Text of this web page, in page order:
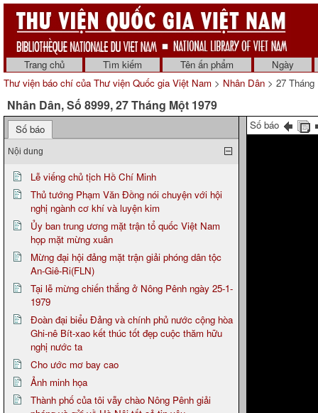
Trang chủ Tìm kiếm Tên ấn phẩm
Ngày
Thư viện báo chí của Thư viện Quốc gia Việt Nam > Nhân Dân > 27 Tháng
Nhân Dân, Số 8999, 27 Tháng Một 1979
Số báo
Nội dung
Lễ viếng chủ tịch Hồ Chí Minh
Thủ tướng Phạm Văn Đồng nói chuyện với hội
nghị ngành cơ khí và luyện kim
Ủy ban trung ương mặt trận tổ quốc Việt Nam
họp mặt mừng xuân
Mừng đại hội đảng mặt trận giải phóng dân tộc
An-Giê-Ri(FLN)
Tại lễ mừng chiến thắng ở Nông Pênh ngày 25-1-
1979
Đoàn đại biểu Đảng và chính phủ nước cộng hòa
Ghi-nê Bít-xao kết thúc tốt đẹp cuộc thăm hữu
nghị nước ta
Cho ước mơ bay cao
Ảnh minh họa
Thành phố của tôi vẫy chào Nông Pênh giải
Số báo